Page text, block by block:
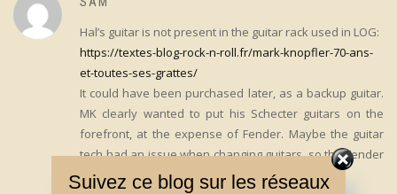
Hal’s guitar is not present in the guitar rack used in LOG:
https://textes-blog-rock-n-roll.fr/mark-knopfler-70-ans-
et-toutes-ses-grattes/
It could have been purchased later, as a backup guitar.
MK clearly wanted to put his Schecter guitars on the
forefront, at the expense of Fender. Maybe the guitar
tech had an issue when changing guitars, so the Fender
Strat landed in MK hands.
Suivez ce blog sur les réseaux